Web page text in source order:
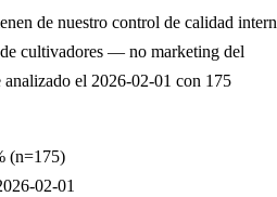
de nuestro control de calidad
cultivadores — no marketing del
el 2026-02-01 con 175
(n=175)
02-01